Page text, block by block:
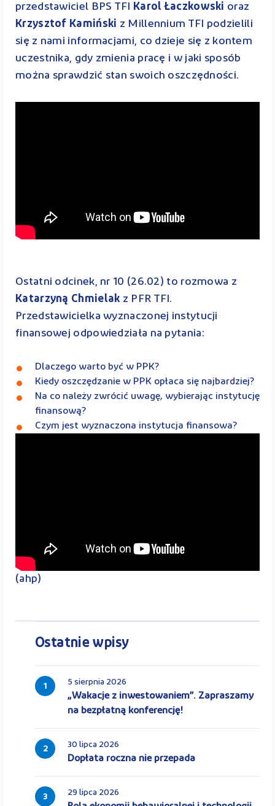
przedstawiciel BPS TFI Karol Łaczkowski oraz
Krzysztof Kamiński z Millennium TFI podzielili
się z nami informacjami, co dzieje się z kontem
uczestnika, gdy zmienia pracę i w jaki sposób
można sprawdzić stan swoich oszczędności.
Ostatni odcinek, nr 10 (26.02) to rozmowa z
Katarzyną Chmielak z PFR TFI.
Przedstawicielka wyznaczonej instytucji
finansowej odpowiedziała na pytania:
Dlaczego warto być w PPK?
Kiedy oszczędzanie w PPK opłaca się najbardziej?
Na co należy zwrócić uwagę, wybierając instytucję
finansową?
Czym jest wyznaczona instytucja finansowa?
(ahp)
Ostatnie wpisy
1 5 sierpnia 2026
„Wakacje z inwestowaniem”. Zapraszamy
na bezpłatną konferencję!
2 30 lipca 2026
Dopłata roczna nie przepada
3 29 lipca 2026